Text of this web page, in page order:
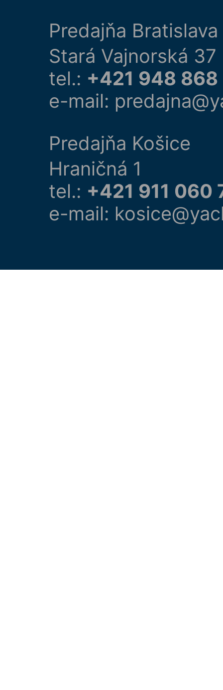
Predajňa Bratislava
Stará Vajnorská 37
tel.: +421 948
e-mail:
Predajňa Košice
Hraničná 1
tel.: +421 911 060
e-mail: